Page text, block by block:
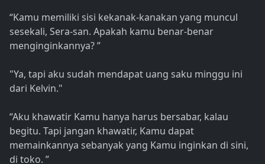
“Kamu memiliki sisi kekanak-kanakan yang muncul
sesekali, Sera-san. Apakah kamu benar-benar
menginginkannya? ”
"Ya, tapi aku sudah mendapat uang saku minggu ini
dari Kelvin."
“Aku khawatir Kamu hanya harus bersabar, kalau
begitu. Tapi jangan khawatir, Kamu dapat
memainkannya sebanyak yang Kamu inginkan di sini,
di toko. ”